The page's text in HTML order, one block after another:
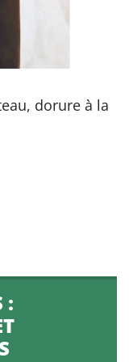
dorure à la
: